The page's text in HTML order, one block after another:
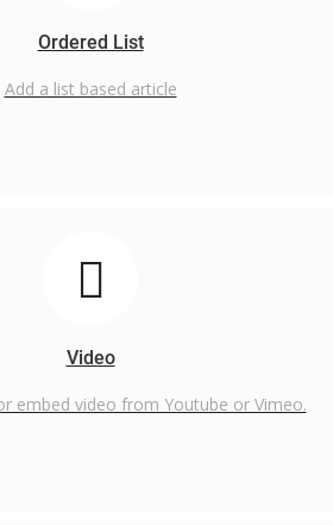
Ordered List
Add a list based article
Video
embed video from Youtube or Vimeo.